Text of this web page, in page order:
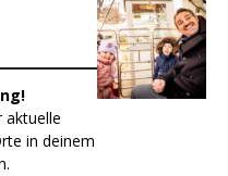
aktuelle
in deinem